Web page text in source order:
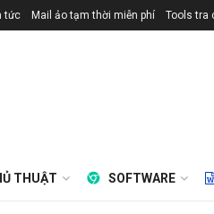
tức Mail ảo tạm thời miễn phí Tools tra
THUẬT SOFTWARE